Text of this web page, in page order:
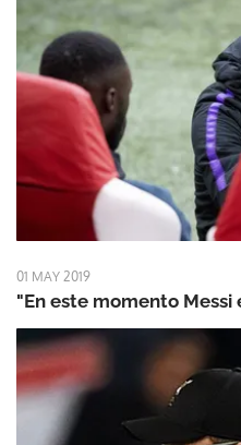
01 MAY 2019
"En este momento